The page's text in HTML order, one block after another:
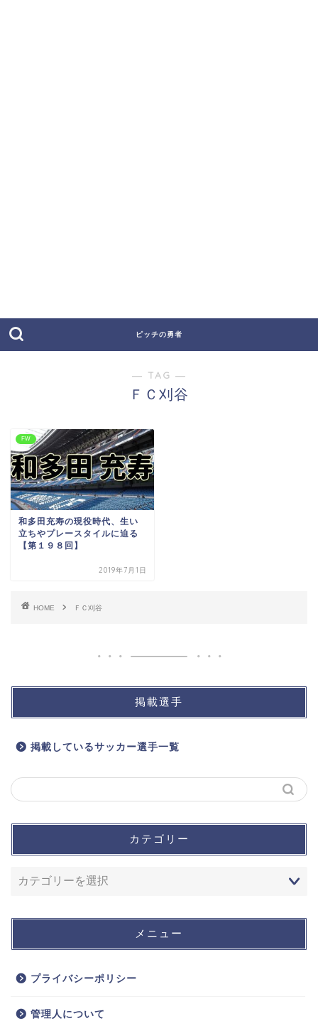
ピッチの勇者
― TAG ―
ＦＣ刈谷
FW
和多田充寿の現役時代、生い
立ちやプレースタイルに迫る
【第１９８回】
2019年7月1日
HOME ＦＣ刈谷
掲載選手
掲載しているサッカー選手一覧
カテゴリー
メニュー
プライバシーポリシー
管理人について